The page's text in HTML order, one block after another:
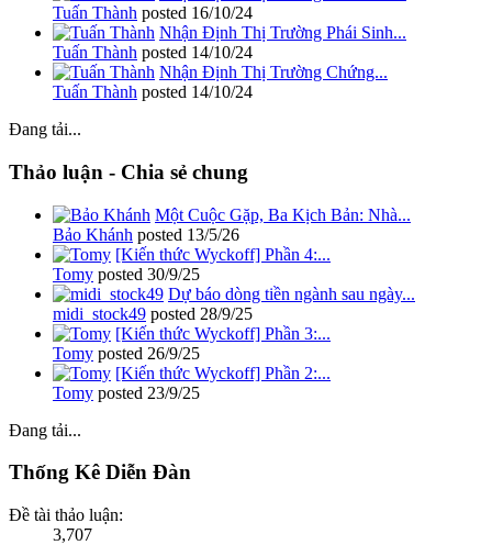
Tuấn Thành posted 16/10/24
Nhận Định Thị Trường Phái Sinh...
Tuấn Thành posted 14/10/24
Nhận Định Thị Trường Chứng...
Tuấn Thành posted 14/10/24
Đang tải...
Thảo luận - Chia sẻ chung
Một Cuộc Gặp, Ba Kịch Bản: Nhà...
Bảo Khánh posted 13/5/26
[Kiến thức Wyckoff] Phần 4:...
Tomy posted 30/9/25
Dự báo dòng tiền ngành sau ngày...
midi_stock49 posted 28/9/25
[Kiến thức Wyckoff] Phần 3:...
Tomy posted 26/9/25
[Kiến thức Wyckoff] Phần 2:...
Tomy posted 23/9/25
Đang tải...
Thống Kê Diễn Đàn
Đề tài thảo luận:
3,707